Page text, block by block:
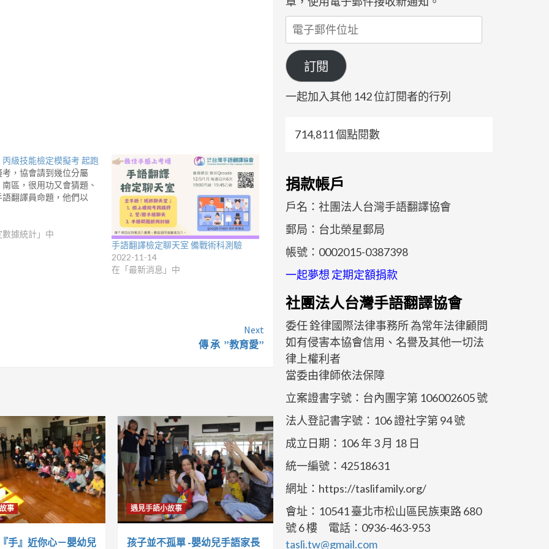
級技能檢定模擬考 起跑
，協會請到幾位分屬
區，很用功又會猜題、
翻譯員命題，他們以
據統計」中
手語翻譯檢定聊天室 備戰術科測驗
2022-11-14
在「最新消息」中
Next
傳 承 ”教育愛”
事
手』近你心－嬰幼兒
遇見手語小故事
孩子並不孤單 -嬰幼兒手語家長
電
子
郵
件
訂閱
一起加入其他 142 位訂閱者的行列
714,811 個點閱數
捐款帳戶
戶名：社團法人台灣手語翻譯協會
郵局：台北榮星郵局
帳號：0002015-0387398
一起夢想 定期定額捐款​​
社團法人台灣手語翻譯協會
委任 銓律國際法律事務所 為常年法律顧問
如有侵害本協會信用、名譽及其他一切法
律上權利者
當委由律師依法保障
立案證書字號：台內團字第 106002605 號
法人登記書字號：106 證社字第 94 號
成立日期：106 年 3 月 18 日
統一編號：42518631
網址：https://taslifamily.org/
會址：10541 臺北市松山區民族東路 680
號 6 樓 電話：0936-463-953
tasli.tw@gmail.com